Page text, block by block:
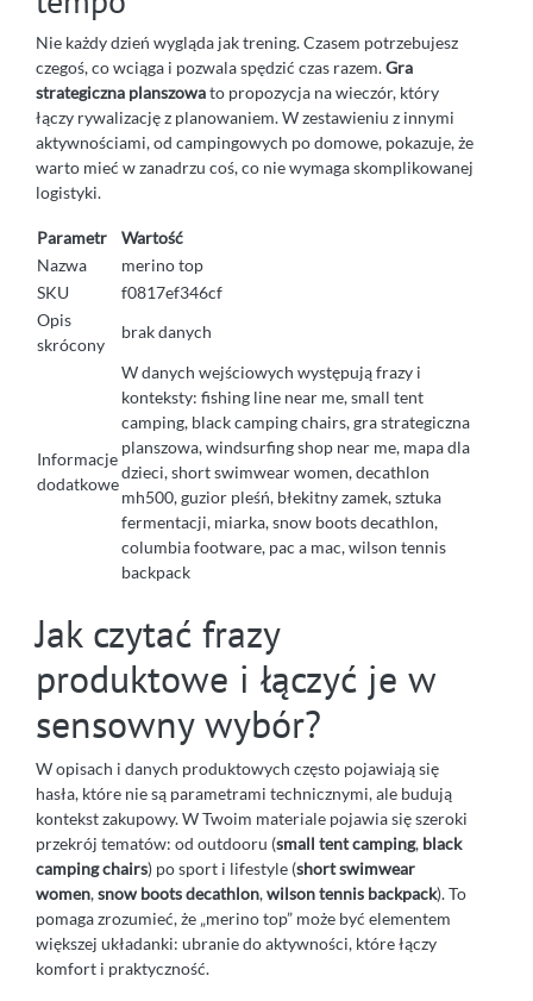
Nie każdy dzień wygląda jak trening. Czasem potrzebujesz
czegoś, co wciąga i pozwala spędzić czas razem.Gra
strategiczna planszowato propozycja na wieczór, który
łączy rywalizację z planowaniem. W zestawieniu z innymi
aktywnościami, od campingowych po domowe, pokazuje, że
warto mieć w zanadrzu coś, co nie wymaga skomplikowanej
logistyki.
Parametr
Wartość
Nazwa
merino top
SKU
f0817ef346cf
Opis
skrócony
brak danych
Informacje
dodatkowe
W danych wejściowych występują frazy i
konteksty: fishing line near me, small tent
camping, black camping chairs, gra strategiczna
planszowa, windsurfing shop near me, mapa dla
dzieci, short swimwear women, decathlon
mh500, guzior pleśń, błekitny zamek, sztuka
fermentacji, miarka, snow boots decathlon,
columbia footware, pac a mac, wilson tennis
backpack
Jak czytać frazy
produktowe i łączyć je w
sensowny wybór?
W opisach i danych produktowych często pojawiają się
hasła, które nie są parametrami technicznymi, ale budują
kontekst zakupowy. W Twoim materiale pojawia się szeroki
przekrój tematów: od outdooru (small tent camping, black
camping chairs) po sport i lifestyle (short swimwear
women,snow boots decathlon,wilson tennis backpack). To
pomaga zrozumieć, że „merino top” może być elementem
większej układanki: ubranie do aktywności, które łączy
komfort i praktyczność.